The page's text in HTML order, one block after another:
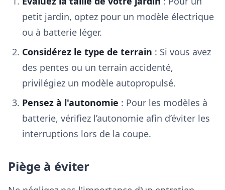
petit jardin, optez pour un modèle électrique
ou à batterie léger.
Considérez le type de terrain : Si vous avez
des pentes ou un terrain accidenté,
privilégiez un modèle autopropulsé.
Pensez à l'autonomie : Pour les modèles à
batterie, vérifiez l’autonomie afin d’éviter les
interruptions lors de la coupe.
Piège à éviter